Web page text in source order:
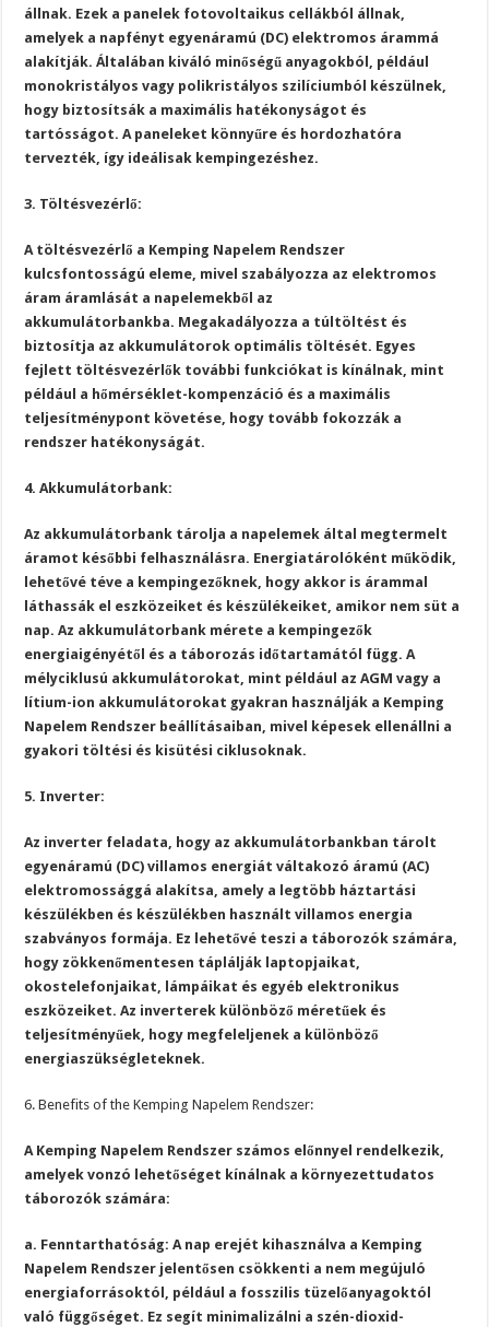
állnak. Ezek a panelek fotovoltaikus cellákból állnak,
amelyek a napfényt egyenáramú (DC) elektromos árammá
alakítják. Általában kiváló minőségű anyagokból, például
monokristályos vagy polikristályos szilíciumból készülnek,
hogy biztosítsák a maximális hatékonyságot és
tartósságot. A paneleket könnyűre és hordozhatóra
tervezték, így ideálisak kempingezéshez.
3. Töltésvezérlő:
A töltésvezérlő a Kemping Napelem Rendszer
kulcsfontosságú eleme, mivel szabályozza az elektromos
áram áramlását a napelemekből az
akkumulátorbankba. Megakadályozza a túltöltést és
biztosítja az akkumulátorok optimális töltését. Egyes
fejlett töltésvezérlők további funkciókat is kínálnak, mint
például a hőmérséklet-kompenzáció és a maximális
teljesítménypont követése, hogy tovább fokozzák a
rendszer hatékonyságát.
4. Akkumulátorbank:
Az akkumulátorbank tárolja a napelemek által megtermelt
áramot későbbi felhasználásra. Energiatárolóként működik,
lehetővé téve a kempingezőknek, hogy akkor is árammal
láthassák el eszközeiket és készülékeiket, amikor nem süt a
nap. Az akkumulátorbank mérete a kempingezők
energiaigényétől és a táborozás időtartamától függ. A
mélyciklusú akkumulátorokat, mint például az AGM vagy a
lítium-ion akkumulátorokat gyakran használják a Kemping
Napelem Rendszer beállításaiban, mivel képesek ellenállni a
gyakori töltési és kisütési ciklusoknak.
5. Inverter:
Az inverter feladata, hogy az akkumulátorbankban tárolt
egyenáramú (DC) villamos energiát váltakozó áramú (AC)
elektromossággá alakítsa, amely a legtöbb háztartási
készülékben és készülékben használt villamos energia
szabványos formája. Ez lehetővé teszi a táborozók számára,
hogy zökkenőmentesen táplálják laptopjaikat,
okostelefonjaikat, lámpáikat és egyéb elektronikus
eszközeiket. Az inverterek különböző méretűek és
teljesítményűek, hogy megfeleljenek a különböző
energiaszükségleteknek.
6. Benefits of the Kemping Napelem Rendszer:
A Kemping Napelem Rendszer számos előnnyel rendelkezik,
amelyek vonzó lehetőséget kínálnak a környezettudatos
táborozók számára:
a. Fenntarthatóság: A nap erejét kihasználva a Kemping
Napelem Rendszer jelentősen csökkenti a nem megújuló
energiaforrásoktól, például a fosszilis tüzelőanyagoktól
való függőséget. Ez segít minimalizálni a szén-dioxid-